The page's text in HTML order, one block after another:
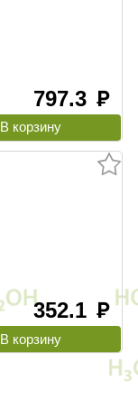
797.3 руб
352.1 руб